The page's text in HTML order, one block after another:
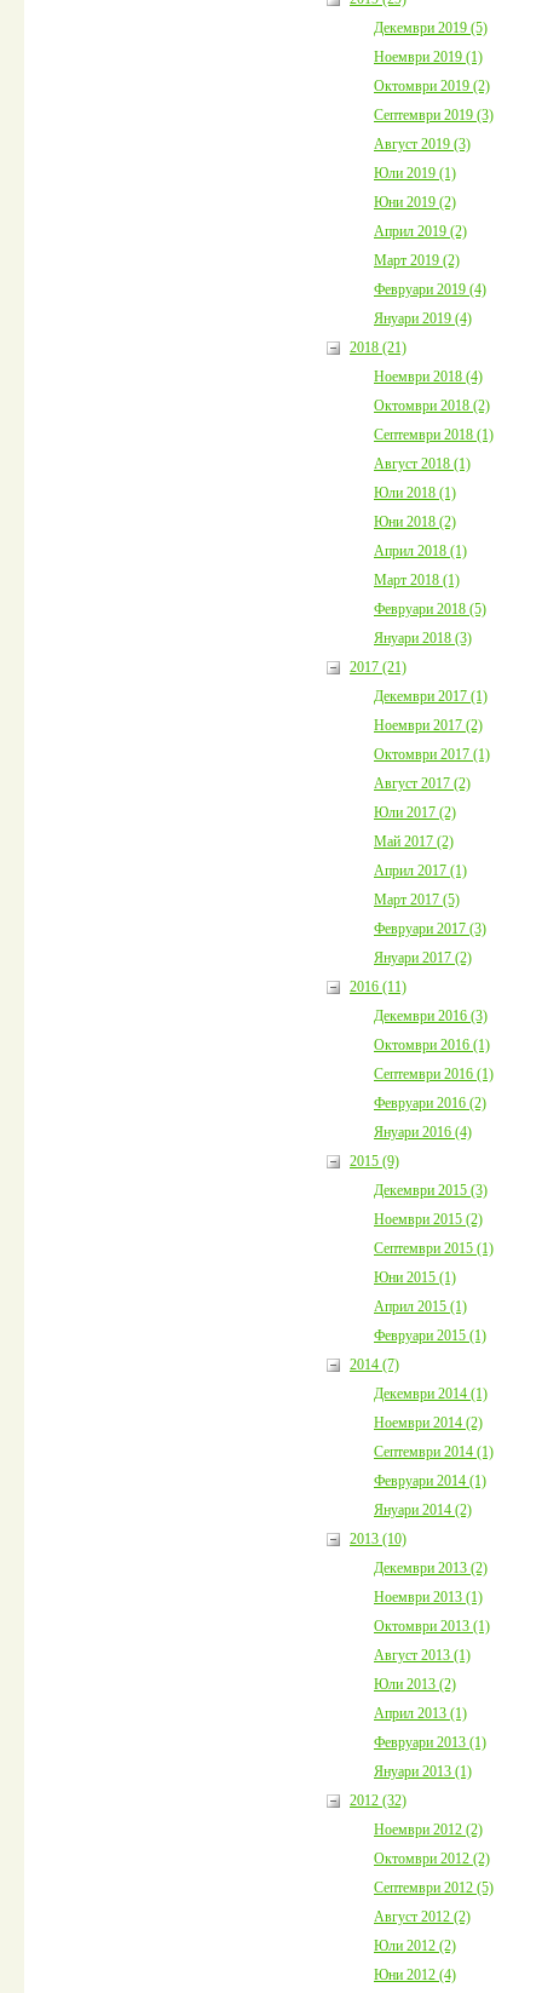
Декември 2019 (5)
Ноември 2019 (1)
Октомври 2019 (2)
Септември 2019 (3)
Август 2019 (3)
Юли 2019 (1)
Юни 2019 (2)
Април 2019 (2)
Март 2019 (2)
Февруари 2019 (4)
Януари 2019 (4)
2018 (21)
Ноември 2018 (4)
Октомври 2018 (2)
Септември 2018 (1)
Август 2018 (1)
Юли 2018 (1)
Юни 2018 (2)
Април 2018 (1)
Март 2018 (1)
Февруари 2018 (5)
Януари 2018 (3)
2017 (21)
Декември 2017 (1)
Ноември 2017 (2)
Октомври 2017 (1)
Август 2017 (2)
Юли 2017 (2)
Май 2017 (2)
Април 2017 (1)
Март 2017 (5)
Февруари 2017 (3)
Януари 2017 (2)
2016 (11)
Декември 2016 (3)
Октомври 2016 (1)
Септември 2016 (1)
Февруари 2016 (2)
Януари 2016 (4)
2015 (9)
Декември 2015 (3)
Ноември 2015 (2)
Септември 2015 (1)
Юни 2015 (1)
Април 2015 (1)
Февруари 2015 (1)
2014 (7)
Декември 2014 (1)
Ноември 2014 (2)
Септември 2014 (1)
Февруари 2014 (1)
Януари 2014 (2)
2013 (10)
Декември 2013 (2)
Ноември 2013 (1)
Октомври 2013 (1)
Август 2013 (1)
Юли 2013 (2)
Април 2013 (1)
Февруари 2013 (1)
Януари 2013 (1)
2012 (32)
Ноември 2012 (2)
Октомври 2012 (2)
Септември 2012 (5)
Август 2012 (2)
Юли 2012 (2)
Юни 2012 (4)